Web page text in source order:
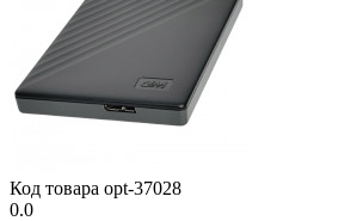
Код товара opt-37028
0.0